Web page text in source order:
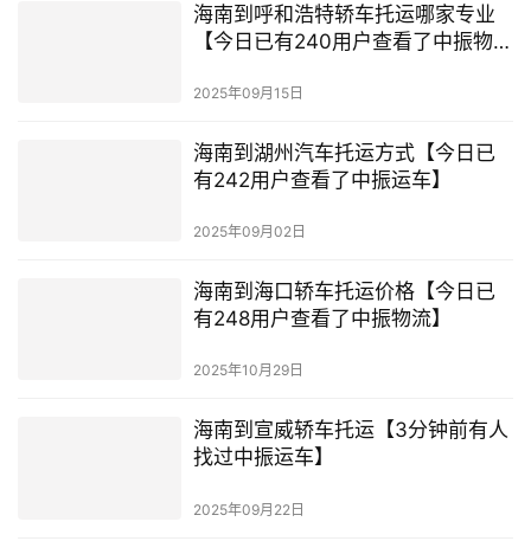
海南到呼和浩特轿车托运哪家专业
【今日已有240用户查看了中振物
2025年09月15日
海南到湖州汽车托运方式【今日已
有242用户查看了中振运车】
2025年09月02日
海南到海口轿车托运价格【今日已
有248用户查看了中振物流】
2025年10月29日
海南到宣威轿车托运【3分钟前有人
找过中振运车】
2025年09月22日